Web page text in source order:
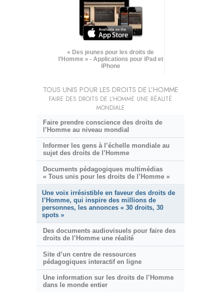
« Des jeunes pour les droits de
l’Homme » - Applications pour iPad et
iPhone
TOUS UNIS POUR LES DROITS DE L’HOMME
FAIRE DES DROITS DE L’HOMME UNE RÉALITÉ
MONDIALE
Faire prendre conscience des droits de
l’Homme au niveau mondial
Informer les gens à l’échelle mondiale au
sujet des droits de l’Homme
Documents pédagogiques multimédias
« Tous unis pour les droits de l’Homme »
Une voix irrésistible en faveur des droits de
l’Homme, qui inspire des millions de
personnes, les annonces « 30 droits, 30
spots »
Des documents audiovisuels pour faire des
droits de l’Homme une réalité
Site d’un centre de ressources
pédagogiques interactif en ligne
Une information sur les droits de l’Homme
dans le monde entier